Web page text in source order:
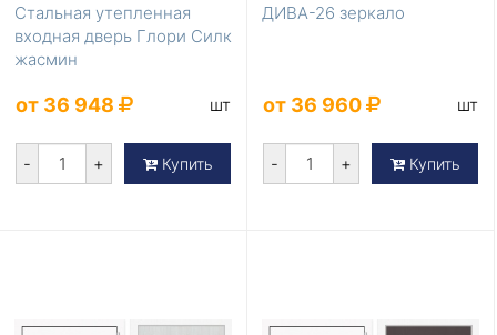
Стальная утепленная
входная дверь Глори Силк
жасмин
от 36 948 шт
- + Купить
ДИВА-26 зеркало
от 36 960 шт
- + Купить